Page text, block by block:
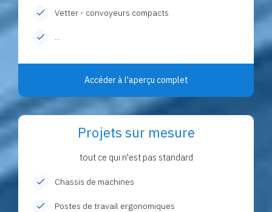
Vetter - convoyeurs compacts
...
Accéder à l'aperçu complet
Projets sur mesure
tout ce qui n'est pas standard
Chassis de machines
Postes de travail ergonomiques